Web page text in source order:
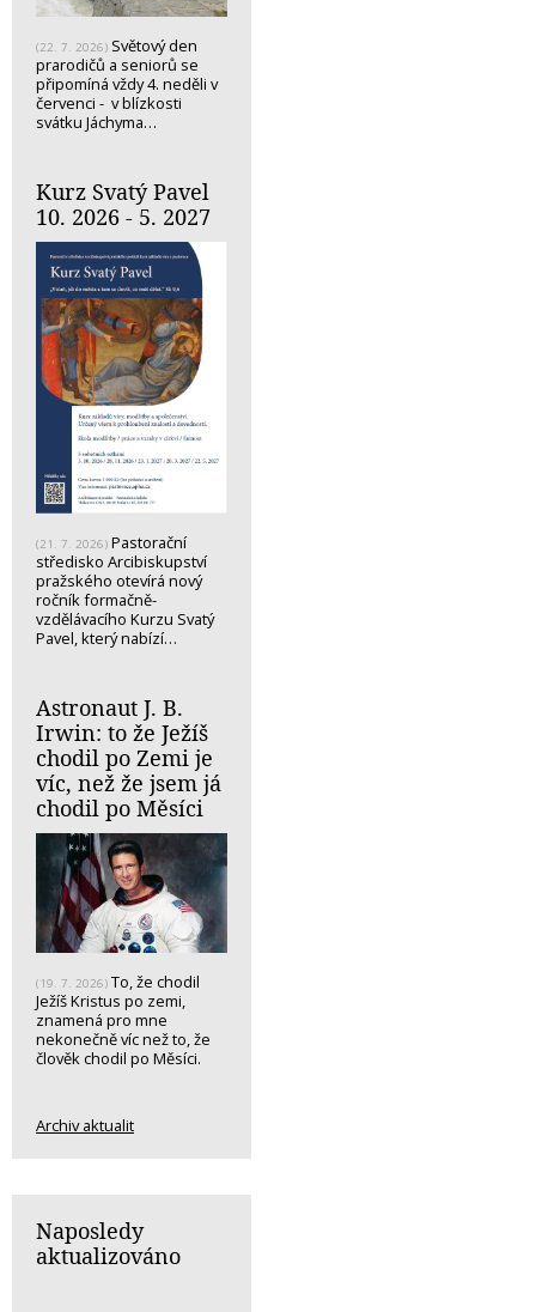
(22. 7. 2026) Světový den
prarodičů a seniorů se
připomíná vždy 4. neděli v
červenci - v blízkosti
svátku Jáchyma…
Kurz Svatý Pavel
10. 2026 - 5. 2027
(21. 7. 2026) Pastorační
středisko Arcibiskupství
pražského otevírá nový
ročník formačně-
vzdělávacího Kurzu Svatý
Pavel, který nabízí…
Astronaut J. B.
Irwin: to že Ježíš
chodil po Zemi je
víc, než že jsem já
chodil po Měsíci
(19. 7. 2026) To, že chodil
Ježíš Kristus po zemi,
znamená pro mne
nekonečně víc než to, že
člověk chodil po Měsíci.
Archiv aktualit
Naposledy
aktualizováno